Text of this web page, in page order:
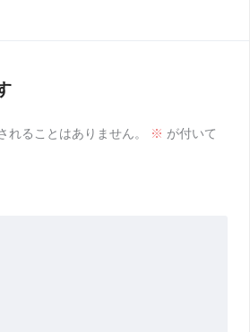
れることはありません。 ※ が付いて